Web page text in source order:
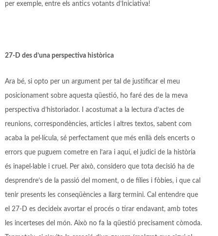
per exemple, entre els antics votants d’Iniciativa!
27-D des d’una perspectiva històrica
Ara bé, si opto per un argument per tal de justificar el meu
posicionament sobre aquesta qüestió, ho faré des de la meva
perspectiva d’historiador. I acostumat a la lectura d’actes de
reunions, correspondències, articles i altres textos, sabent com
acaba la pel·lícula, sé perfectament que més enllà dels encerts o
errors que puguem cometre en l’ara i aquí, el judici de la història
és inapel·lable i cruel. Per això, considero que tota decisió ha de
desprendre’s de la passió del moment, o de fílies i fòbies, i que cal
tenir presents les conseqüències a llarg termini. Cal entendre que
el 27-D es decideix avortar el procés o tirar endavant, amb totes
les incerteses del món. Això no fa la qüestió precisament còmoda.